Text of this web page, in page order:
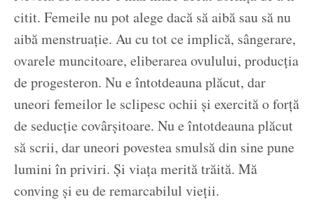
citit. Femeile nu pot alege dacă să aibă sau să nu
aibă menstruație. Au cu tot ce implică, sângerare,
ovarele muncitoare, eliberarea ovulului, producția
de progesteron. Nu e întotdeauna plăcut, dar
uneori femeilor le sclipesc ochii și exercită o forță
de seducție covârșitoare. Nu e întotdeauna plăcut
să scrii, dar uneori povestea smulsă din sine pune
lumini în priviri. Și viața merită trăită. Mă
conving și eu de remarcabilul vieții.